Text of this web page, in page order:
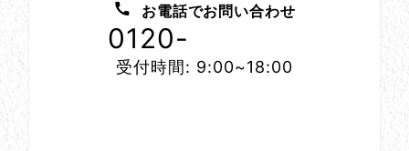
お電話でお問い合わせ
0120-
受付時間: 9:00~18:00